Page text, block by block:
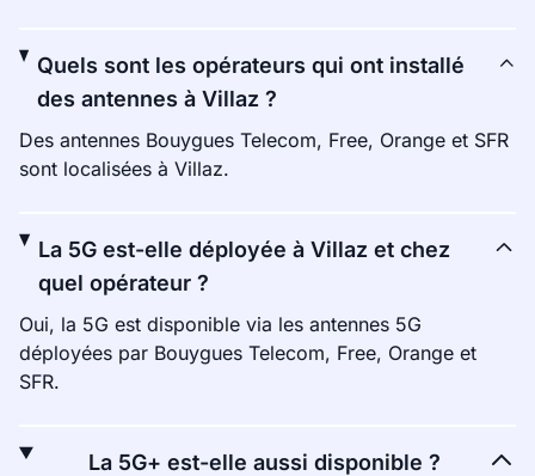
Quels sont les opérateurs qui ont installé
des antennes à Villaz ?
Des antennes Bouygues Telecom, Free, Orange et SFR
sont localisées à Villaz.
La 5G est-elle déployée à Villaz et chez
quel opérateur ?
Oui, la 5G est disponible via les antennes 5G
déployées par Bouygues Telecom, Free, Orange et
SFR.
La 5G+ est-elle aussi disponible ?